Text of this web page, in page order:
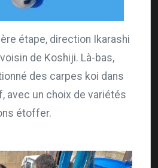
étape, direction Ikarashi
de Koshiji. Là-bas,
des carpes koi dans
avec un choix de variétés
étoffer.